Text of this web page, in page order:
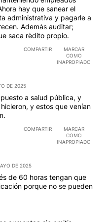
hay que sanear el
administrativa y pagarle a
Ademàs auditar;
saca rèdito propio.
COMPARTIR
MARCAR
COMO
INAPROPIADO
DE 2025
a salud pública, y
y estos que venían
COMPARTIR
MARCAR
COMO
INAPROPIADO
DE 2025
de 60 horas tengan que
porque no se pueden